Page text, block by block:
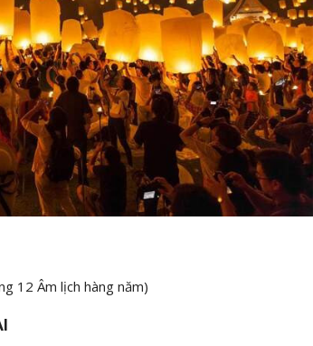
12 Âm lịch hàng năm)